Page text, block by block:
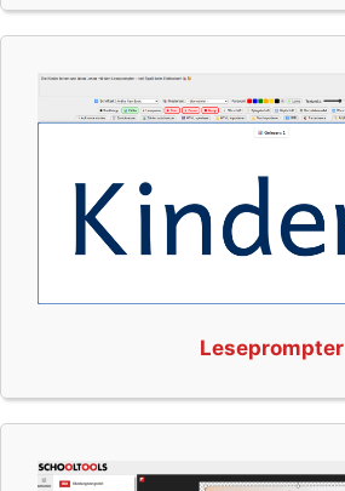
Leseprompter